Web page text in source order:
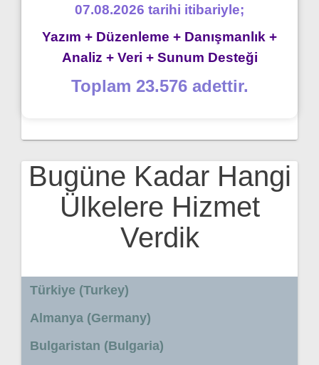
07.08.2026 tarihi itibariyle;
Yazım + Düzenleme + Danışmanlık +
Analiz + Veri + Sunum Desteği
Toplam 23.576 adettir.
Bugüne Kadar Hangi
Ülkelere Hizmet
Verdik
Türkiye (Turkey)
Almanya (Germany)
Bulgaristan (Bulgaria)